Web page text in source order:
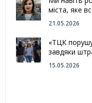
міста, яке
21.05.2026
«ТЦК
завдяки
15.05.2026